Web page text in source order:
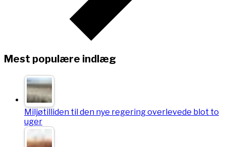
Mest populære indlæg
Miljøtilliden til den nye regering overlevede blot to
uger